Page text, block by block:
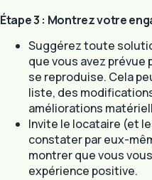
Étape 3 : Montrez votre
Suggérez toute
que vous avez prévue
se reproduise. Cela
liste, des
améliorations
Invite le locataire (et
constater par eux-
montrer que vous
expérience positive.